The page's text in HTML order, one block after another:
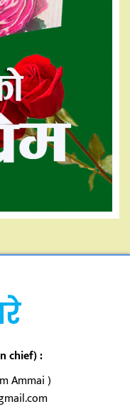
chief) :
Ammai )